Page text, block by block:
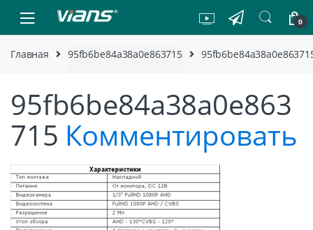
Skip to navigation
Skip to content
0
Главная 95fb6be84a38a0e863715
95fb6be84a38a0e863
715 Комментировать